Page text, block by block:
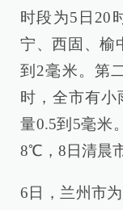
时段为5日20
宁、西固、榆
到2毫米。第
时，全市有
量0.5到5毫米
8℃，8日清晨
6日，兰州市